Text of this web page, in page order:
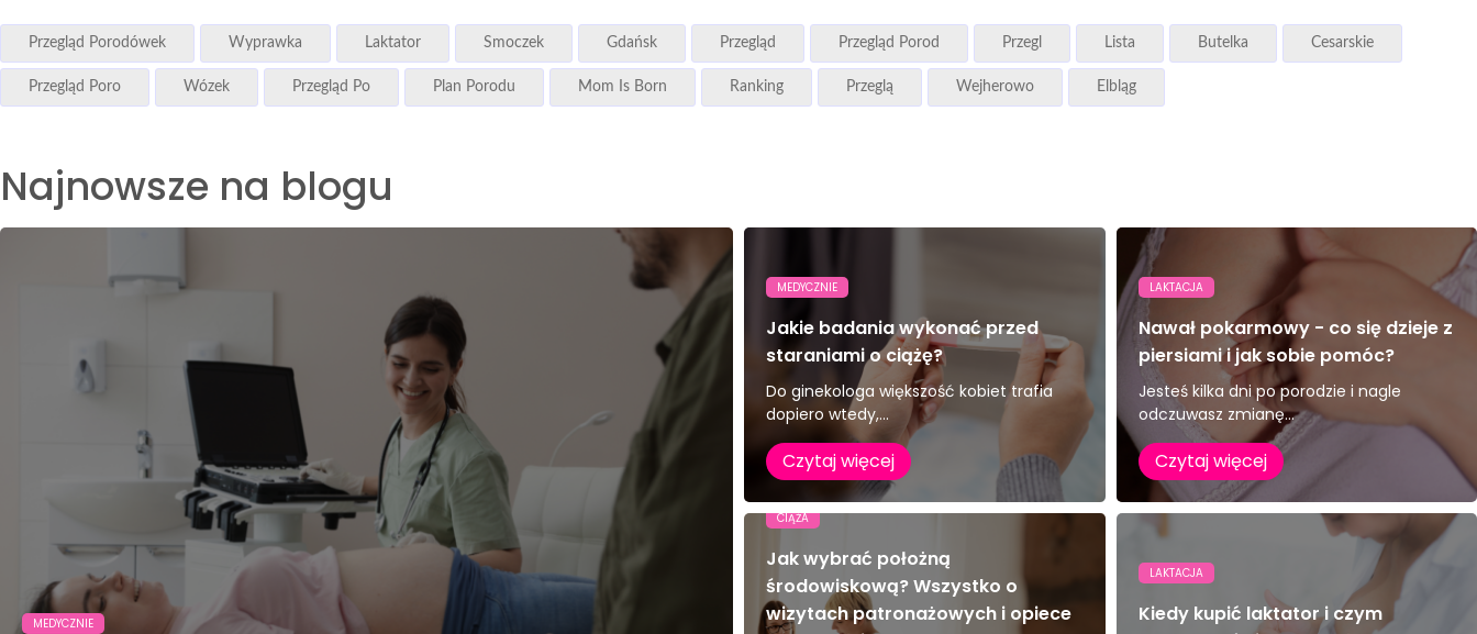
Przegląd Porodówek Wyprawka Laktator Smoczek Gdańsk Przegląd Przegląd Porod Przegl Lista Butelka Cesarskie
Przegląd Poro Wózek Przegląd Po Plan Porodu Mom Is Born Ranking Przeglą Wejherowo Elbląg
Najnowsze na blogu
MEDYCZNIE
MEDYCZNIE
Jakie badania wykonać przed
staraniami o ciążę?
Do ginekologa większość kobiet trafia
dopiero wtedy,...
Czytaj więcej
LAKTACJA
Nawał pokarmowy - co się dzieje z
piersiami i jak sobie pomóc?
Jesteś kilka dni po porodzie i nagle
odczuwasz zmianę...
Czytaj więcej
CIĄŻA
Jak wybrać położną
środowiskową? Wszystko o
wizytach patronażowych i opiece
LAKTACJA
Kiedy kupić laktator i czym